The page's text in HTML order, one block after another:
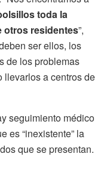
toda la
otros residentes”,
ser ellos, los
de los problemas
llevarlos a centros de
seguimiento médico
es “inexistente” la
que se presentan.